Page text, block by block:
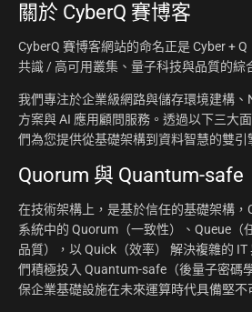
關於 CyberQ 賽博客
CyberQ 賽博客網站的命名正是 Cyber + Q
共識 / 高可用叢集、量子科技與品質的綜
我們專注於企業級網路與儲存環境建構、
方案與 AI 應用顧問服務。透過以下三大
們為您提供從基礎架構到資料智慧的雙引
Quorum 與 Quantum-safe
在技術架構上，是基於信任的基礎架構，
系統中的 Quorum（一致性）、Queue（
品質），以 Quick（效率） 解決複雜的
們積極投入 Quantum-safe（後量子密碼
保企業基礎設施在未來運算時代具備堅不